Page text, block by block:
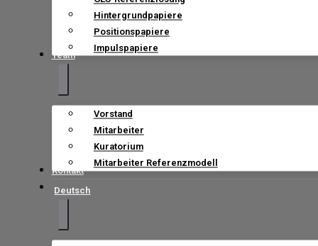
Hintergrundpapiere
Positionspapiere
Impulspapiere
Team
Vorstand
Mitarbeiter
Kuratorium
Mitarbeiter Referenzmodell
Kontakt
Deutsch